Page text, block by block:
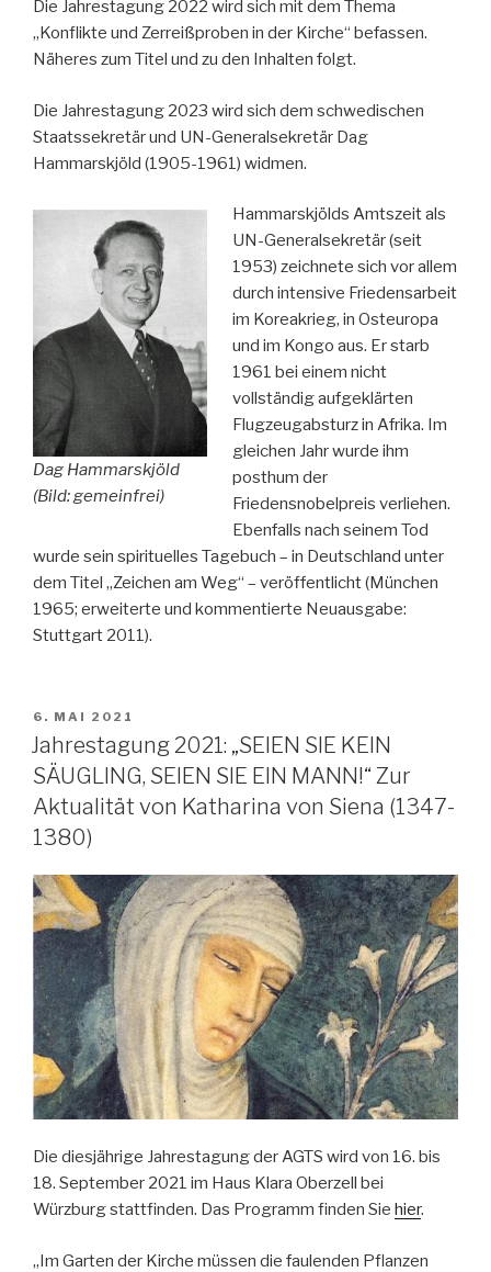
Die Jahrestagung 2022 wird sich mit dem Thema
„Konflikte und Zerreißproben in der Kirche“ befassen.
Näheres zum Titel und zu den Inhalten folgt.
Die Jahrestagung 2023 wird sich dem schwedischen
Staatssekretär und UN-Generalsekretär Dag
Hammarskjöld (1905-1961) widmen.
Dag Hammarskjöld
(Bild: gemeinfrei)
Hammarskjölds Amtszeit als
UN-Generalsekretär (seit
1953) zeichnete sich vor allem
durch intensive Friedensarbeit
im Koreakrieg, in Osteuropa
und im Kongo aus. Er starb
1961 bei einem nicht
vollständig aufgeklärten
Flugzeugabsturz in Afrika. Im
gleichen Jahr wurde ihm
posthum der
Friedensnobelpreis verliehen.
Ebenfalls nach seinem Tod
wurde sein spirituelles Tagebuch – in Deutschland unter
dem Titel „Zeichen am Weg“ – veröffentlicht (München
1965; erweiterte und kommentierte Neuausgabe:
Stuttgart 2011).
VERÖFFENTLICHT
AM
6. MAI 2021
Jahrestagung 2021: „SEIEN SIE KEIN
SÄUGLING, SEIEN SIE EIN MANN!“ Zur
Aktualität von Katharina von Siena (1347-
1380)
Die diesjährige Jahrestagung der AGTS wird von 16. bis
18. September 2021 im Haus Klara Oberzell bei
Würzburg stattfinden. Das Programm finden Sie hier.
„Im Garten der Kirche müssen die faulenden Pflanzen